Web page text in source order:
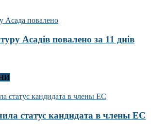
Асадів повалено за 11 днів
статус кандидата в члены ЕС